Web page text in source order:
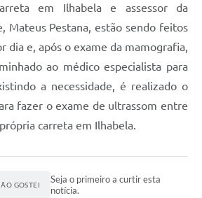
em Ilhabela e assessor da
Mateus Pestana, estão sendo feitos
dia e, após o exame da mamografia,
ao médico especialista para
a necessidade, é realizado o
fazer o exame de ultrassom entre
carreta em Ilhabela.
GOSTEI
Seja o primeiro a curtir esta
notícia.